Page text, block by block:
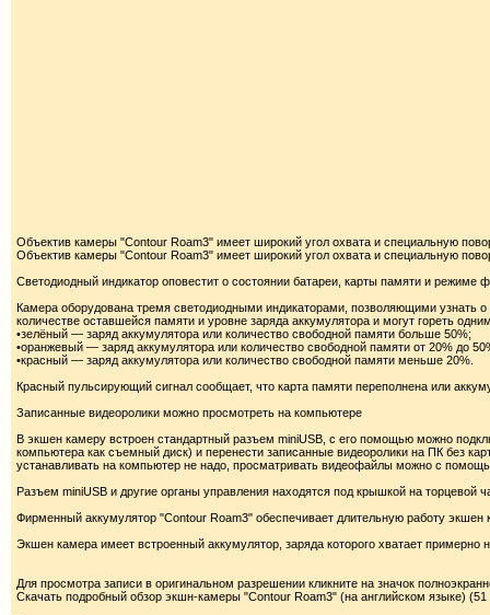
Объектив камеры "Contour Roam3" имеет широкий угол охвата и специальную
Объектив камеры "Contour Roam3" имеет широкий угол охвата и специальную
Светодиодный индикатор оповестит о состоянии батареи, карты памяти и режиме
Камера оборудована тремя светодиодными индикаторами, позволяющими
количестве оставшейся памяти и уровне заряда аккумулятора и могут гореть
•зелёный — заряд аккумулятора или количество свободной памяти больше 50%;
•оранжевый — заряд аккумулятора или количество свободной памяти от 20% до
•красный — заряд аккумулятора или количество свободной памяти меньше 20%.
Красный пульсирующий сигнал сообщает, что карта памяти переполнена или
Записанные видеоролики можно просмотреть на компьютере
В экшен камеру встроен стандартный разъем miniUSB, с его помощью можно
компьютера как съемный диск) и перенести записанные видеоролики на ПК без
устанавливать на компьютер не надо, просматривать видеофайлы можно с
Разъем miniUSB и другие органы управления находятся под крышкой на торцевой
Фирменный аккумулятор "Contour Roam3" обеспечивает длительную работу
Экшен камера имеет встроенный аккумулятор, заряда которого хватает
Для просмотра записи в оригинальном разрешении кликните на значок
Скачать подробный обзор экшн-камеры "Contour Roam3" (на английском языке)